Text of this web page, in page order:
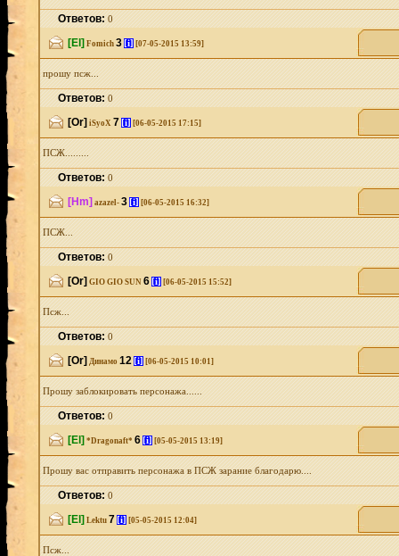
Ответов:0
[El] Fomich 3 [i] [07-05-2015 13:59]
прошу псж...
Ответов:0
[Or] iSyoX 7 [i] [06-05-2015 17:15]
ПСЖ.........
Ответов:0
[Hm] azazel- 3 [i] [06-05-2015 16:32]
ПСЖ...
Ответов:0
[Or] GIO GIO SUN 6 [i] [06-05-2015 15:52]
Псж...
Ответов:0
[Or] Динамо 12 [i] [06-05-2015 10:01]
Прошу заблокировать персонажа......
Ответов:0
[El] *Dragonaft* 6 [i] [05-05-2015 13:19]
Прошу вас отправить персонажа в ПСЖ зарание благодарю....
Ответов:0
[El] Lektu 7 [i] [05-05-2015 12:04]
Псж...